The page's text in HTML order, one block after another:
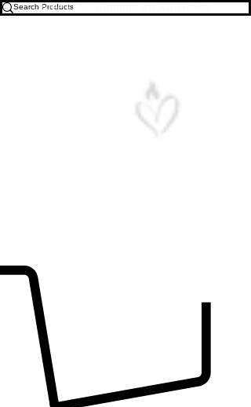
Free U.S. Shipping on All Orders